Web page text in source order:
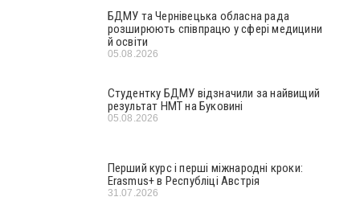
БДМУ та Чернівецька обласна рада
розширюють співпрацю у сфері медицини
й освіти
05.08.2026
Студентку БДМУ відзначили за найвищий
результат НМТ на Буковині
05.08.2026
Перший курс і перші міжнародні кроки:
Erasmus+ в Республіці Австрія
31.07.2026